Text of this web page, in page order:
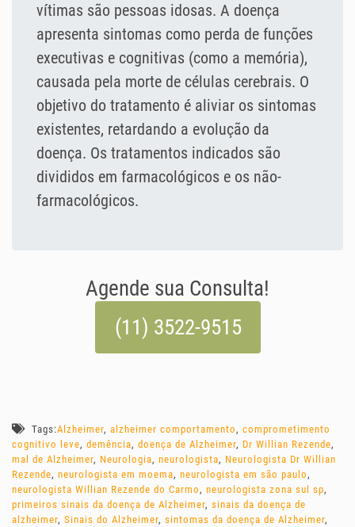
vítimas são pessoas idosas. A doença
apresenta sintomas como perda de funções
executivas e cognitivas (como a memória),
causada pela morte de células cerebrais. O
objetivo do tratamento é aliviar os sintomas
existentes, retardando a evolução da
doença. Os tratamentos indicados são
divididos em farmacológicos e os não-
farmacológicos.
Agende sua Consulta!
(11) 3522-9515
Tags:Alzheimer, alzheimer comportamento, comprometimento
cognitivo leve, demência, doença de Alzheimer, Dr Willian Rezende,
mal de Alzheimer, Neurologia, neurologista, Neurologista Dr Willian
Rezende, neurologista em moema, neurologista em são paulo,
neurologista Willian Rezende do Carmo, neurologista zona sul sp,
primeiros sinais da doença de Alzheimer, sinais da doença de
alzheimer, Sinais do Alzheimer, sintomas da doença de Alzheimer,